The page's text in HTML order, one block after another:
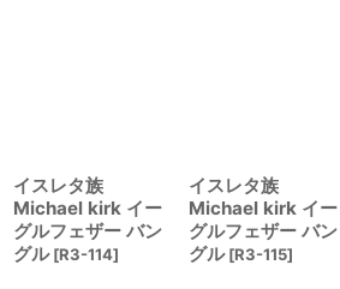
イスレタ族
Michael kirk イー
グルフェザー バン
グル [R3-114]
イスレタ族
Michael kirk イー
グルフェザー バン
グル [R3-115]